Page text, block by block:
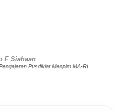
F Siahaan
Pusdiklat Menpim MA-RI